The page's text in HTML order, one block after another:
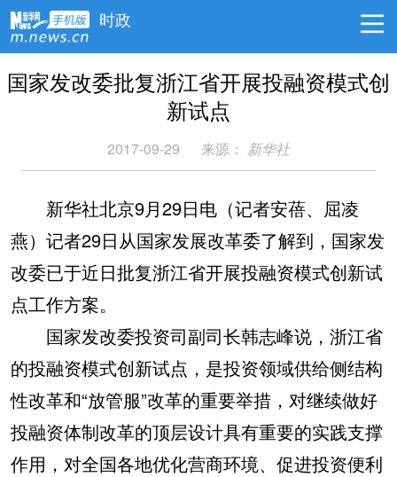
时政
国家发改委批复浙江省开展投融资模式创
新试点
2017-09-29 来源： 新华社
新华社北京9月29日电（记者安蓓、屈凌
燕）记者29日从国家发展改革委了解到，国家发
改委已于近日批复浙江省开展投融资模式创新试
点工作方案。
国家发改委投资司副司长韩志峰说，浙江省
的投融资模式创新试点，是投资领域供给侧结构
性改革和“放管服”改革的重要举措，对继续做好
投融资体制改革的顶层设计具有重要的实践支撑
作用，对全国各地优化营商环境、促进投资便利